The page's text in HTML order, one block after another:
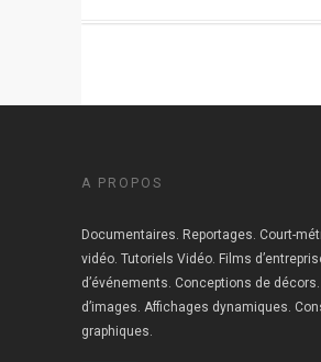
A PROPOS
Documentaires. Reportages. Court-
vidéo. Tutoriels Vidéo. Films
d’événements. Conceptions de
d’images. Affichages dynamiques.
graphiques.